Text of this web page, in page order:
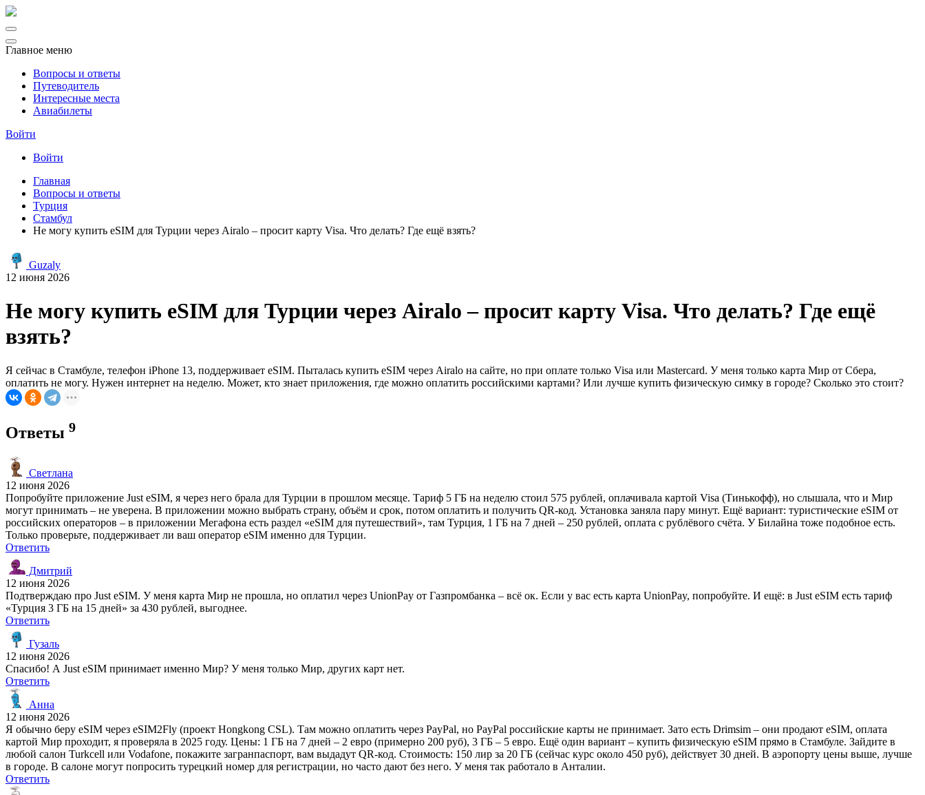
Главное меню
Вопросы и ответы
Путеводитель
Интересные места
Авиабилеты
Войти
Войти
Главная
Вопросы и ответы
Турция
Стамбул
Не могу купить eSIM для Турции через Airalo – просит карту Visa. Что делать? Где ещё взять?
Guzaly
12 июня 2026
Не могу купить eSIM для Турции через Airalo – просит карту Visa. Что делать? Где ещё
взять?
Я сейчас в Стамбуле, телефон iPhone 13, поддерживает eSIM. Пыталась купить eSIM через Airalo на сайте, но при оплате только Visa или Mastercard. У меня только карта Мир от Сбера,
оплатить не могу. Нужен интернет на неделю. Может, кто знает приложения, где можно оплатить российскими картами? Или лучше купить физическую симку в городе? Сколько это стоит?
Ответы 9
Светлана
12 июня 2026
Попробуйте приложение Just eSIM, я через него брала для Турции в прошлом месяце. Тариф 5 ГБ на неделю стоил 575 рублей, оплачивала картой Visa (Тинькофф), но слышала, что и Мир
могут принимать – не уверена. В приложении можно выбрать страну, объём и срок, потом оплатить и получить QR-код. Установка заняла пару минут. Ещё вариант: туристические eSIM от
российских операторов – в приложении Мегафона есть раздел «eSIM для путешествий», там Турция, 1 ГБ на 7 дней – 250 рублей, оплата с рублёвого счёта. У Билайна тоже подобное есть.
Только проверьте, поддерживает ли ваш оператор eSIM именно для Турции.
Ответить
Дмитрий
12 июня 2026
Подтверждаю про Just eSIM. У меня карта Мир не прошла, но оплатил через UnionPay от Газпромбанка – всё ок. Если у вас есть карта UnionPay, попробуйте. И ещё: в Just eSIM есть тариф
«Турция 3 ГБ на 15 дней» за 430 рублей, выгоднее.
Ответить
Гузаль
12 июня 2026
Спасибо! А Just eSIM принимает именно Мир? У меня только Мир, других карт нет.
Ответить
Анна
12 июня 2026
Я обычно беру eSIM через eSIM2Fly (проект Hongkong CSL). Там можно оплатить через PayPal, но PayPal российские карты не принимает. Зато есть Drimsim – они продают eSIM, оплата
картой Мир проходит, я проверяла в 2025 году. Цены: 1 ГБ на 7 дней – 2 евро (примерно 200 руб), 3 ГБ – 5 евро. Ещё один вариант – купить физическую eSIM прямо в Стамбуле. Зайдите в
любой салон Turkcell или Vodafone, покажите загранпаспорт, вам выдадут QR-код. Стоимость: 150 лир за 20 ГБ (сейчас курс около 450 руб), действует 30 дней. В аэропорту цены выше, лучше
в городе. В салоне могут попросить турецкий номер для регистрации, но часто дают без него. У меня так работало в Анталии.
Ответить